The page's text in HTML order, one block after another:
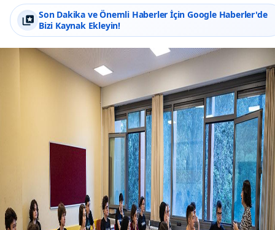
Son Dakika ve Önemli Haberler İçin Google Haberler'de
Bizi Kaynak Ekleyin!